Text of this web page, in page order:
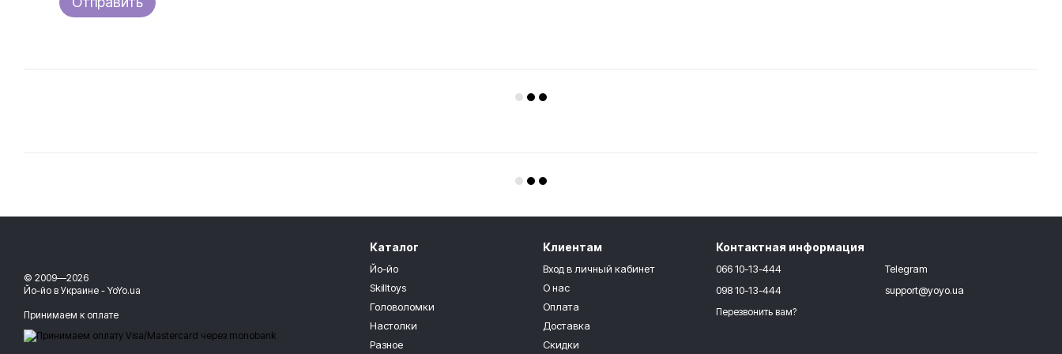
© 2009—2026
Йо-йо в Украине - YoYo.ua
Принимаем к оплате
Каталог
Йо-йо
Skilltoys
Головоломки
Настолки
Разное
Клиентам
Вход в личный кабинет
О нас
Оплата
Доставка
Скидки
Контактная информация
066 10-13-444
098 10-13-444
Перезвонить вам?
Telegram
support@yoyo.ua